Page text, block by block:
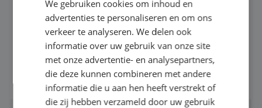
Met jouw ervaring in de reisbranche of
achtergrond in toerisme ben je klaar voor de
volgende stap. Vanaf je stoel reis je de hele
wereld over en speel je moeiteloos in op de
wensen van je team, je klant en wat er in de
reiswereld gebeurt. Met je enthousiasme weet je
BEKIJK VACATURE
We gebruiken cookies om inhoud en
advertenties te personaliseren en om ons
verkeer te analyseren. We delen ook
informatie over uw gebruik van onze site
met onze advertentie- en analysepartners,
die deze kunnen combineren met andere
informatie die u aan hen heeft verstrekt of
die zij hebben verzameld door uw gebruik